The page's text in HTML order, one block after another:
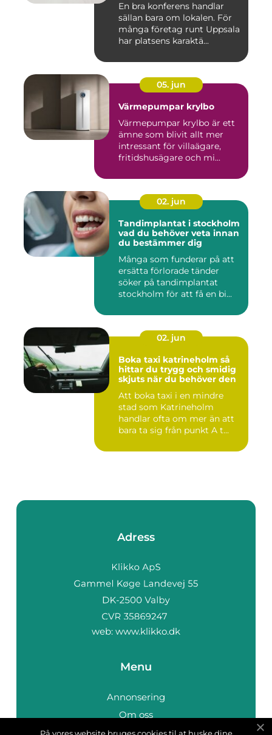
En bra konferens handlar
sällan bara om lokalen. För
många företag runt Uppsala
har platsens karaktä...
05. jun
Värmepumpar krylbo
Värmepumpar krylbo är ett
ämne som blivit allt mer
intressant för villaägare,
fritidshusägare och mi...
02. jun
Tandimplantat i stockholm
vad du behöver veta innan
du bestämmer dig
Många som funderar på att
ersätta förlorade tänder
söker på tandimplantat
stockholm för att få en bi...
02. jun
Boka taxi katrineholm så
hittar du trygg och smidig
skjuts när du behöver den
Att boka taxi i en mindre
stad som Katrineholm
handlar ofta om mer än att
bara ta sig från punkt A t...
Adress
web: www.klikko.dk
Menu
Annonsering
Om oss
Cookies